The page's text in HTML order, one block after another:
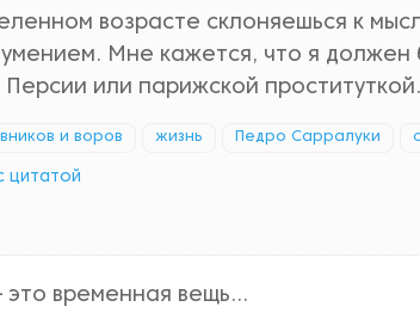
возрасте склоняешься к
Мне кажется, что я должен
Персии или парижской проституткой.
и воров жизнь Педро Сарралуки
цитатой
временная вещь...